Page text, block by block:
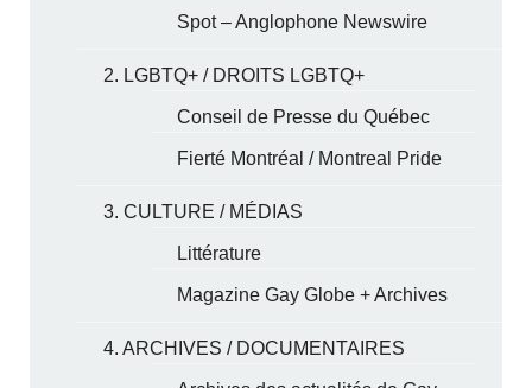
Spot – Anglophone Newswire
2. LGBTQ+ / DROITS LGBTQ+
Conseil de Presse du Québec
Fierté Montréal / Montreal Pride
3. CULTURE / MÉDIAS
Littérature
Magazine Gay Globe + Archives
4. ARCHIVES / DOCUMENTAIRES